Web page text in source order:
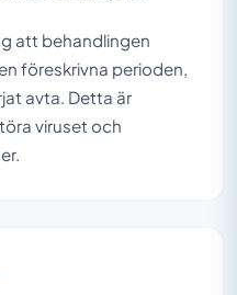
att behandlingen
föreskrivna perioden,
avta. Detta är
viruset och